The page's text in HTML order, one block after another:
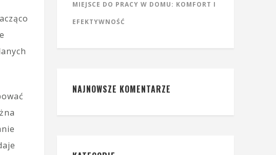
MIEJSCE DO PRACY W DOMU: KOMFORT I
EFEKTYWNOŚĆ
NAJNOWSZE KOMENTARZE